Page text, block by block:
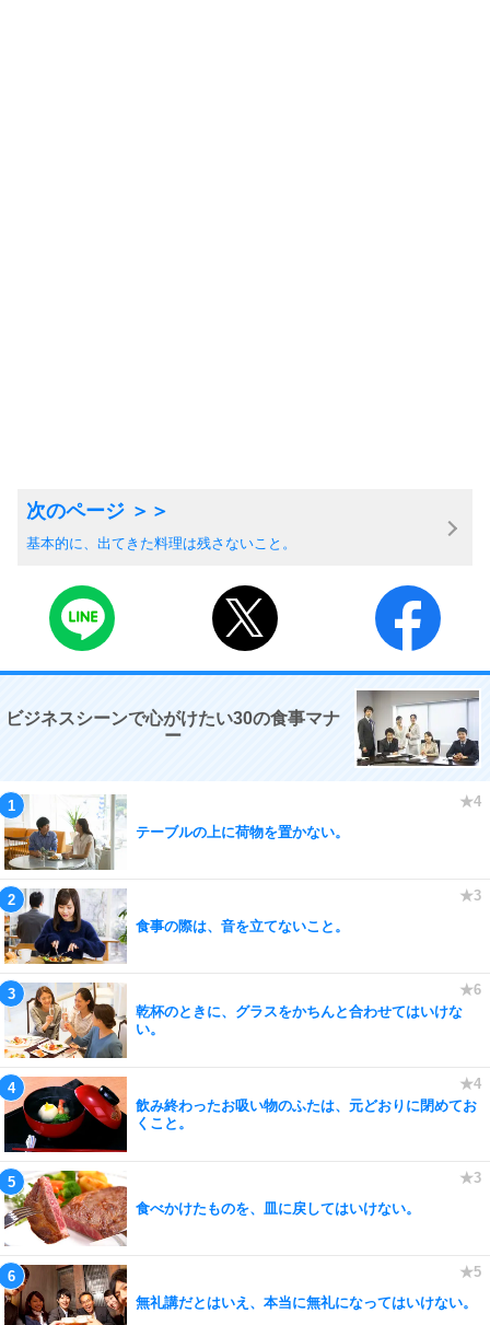
基本的に、出てきた料理は残さないこと。
ビジネスシーンで心がけたい30の食事マナ
ー
テーブルの上に荷物を置かない。
食事の際は、音を立てないこと。
乾杯のときに、グラスをかちんと合わせてはいけな
い。
飲み終わったお吸い物のふたは、元どおりに閉めてお
くこと。
食べかけたものを、皿に戻してはいけない。
無礼講だとはいえ、本当に無礼になってはいけない。